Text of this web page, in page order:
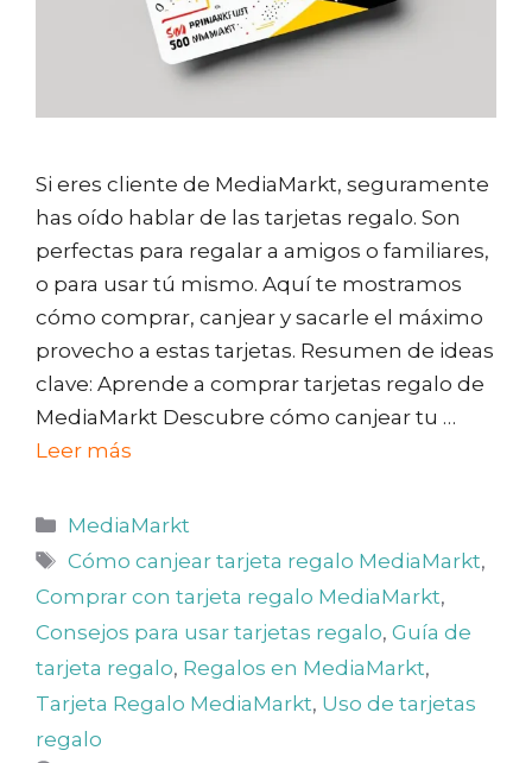
Si eres cliente de MediaMarkt, seguramente
has oído hablar de las tarjetas regalo. Son
perfectas para regalar a amigos o familiares,
o para usar tú mismo. Aquí te mostramos
cómo comprar, canjear y sacarle el máximo
provecho a estas tarjetas. Resumen de ideas
clave: Aprende a comprar tarjetas regalo de
MediaMarkt Descubre cómo canjear tu …
Leer más
Categorías
MediaMarkt
Etiquetas
Cómo canjear tarjeta regalo MediaMarkt,
Comprar con tarjeta regalo MediaMarkt,
Consejos para usar tarjetas regalo, Guía de
tarjeta regalo, Regalos en MediaMarkt,
Tarjeta Regalo MediaMarkt, Uso de tarjetas
regalo